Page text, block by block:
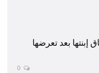
بعد تعرضها